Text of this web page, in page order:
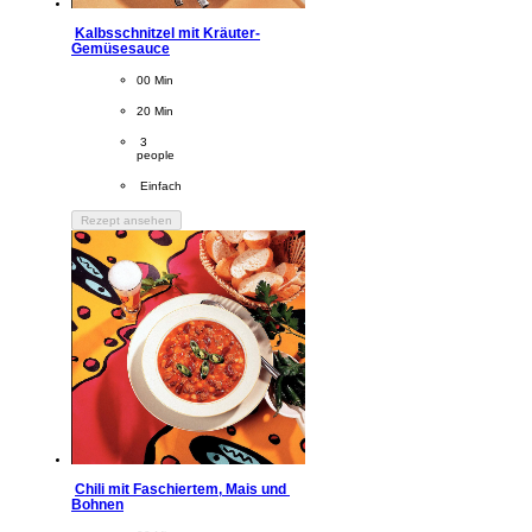
Kalbsschnitzel mit Kräuter-
Gemüsesauce
CookingTime
00 Min
PreparationTime
20 Min
Servings
3
people
Difficulty
Einfach
Rezept ansehen
Chili mit Faschiertem, Mais und
Bohnen